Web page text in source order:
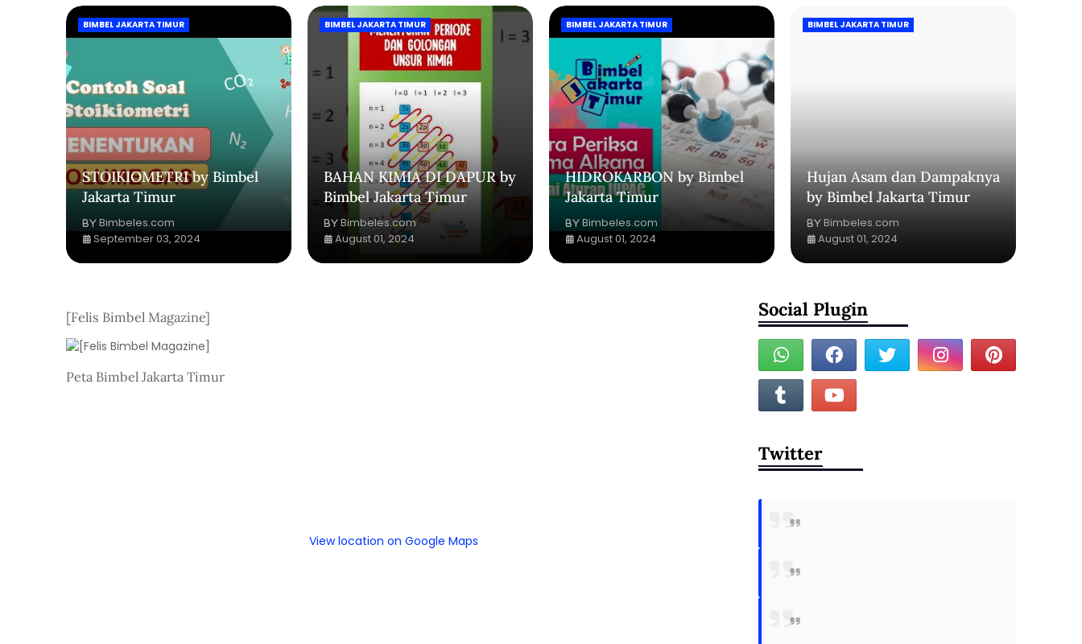
BIMBEL JAKARTA TIMUR
STOIKIOMETRI by Bimbel
Jakarta Timur
Bimbeles.com
September 03, 2024
BIMBEL JAKARTA TIMUR
BAHAN KIMIA DI DAPUR by
Bimbel Jakarta Timur
Bimbeles.com
August 01, 2024
BIMBEL JAKARTA TIMUR
HIDROKARBON by Bimbel
Jakarta Timur
Bimbeles.com
August 01, 2024
BIMBEL JAKARTA TIMUR
Hujan Asam dan Dampaknya
by Bimbel Jakarta Timur
Bimbeles.com
August 01, 2024
[Felis Bimbel Magazine]
Peta Bimbel Jakarta Timur
View location on Google Maps
Social Plugin
Twitter